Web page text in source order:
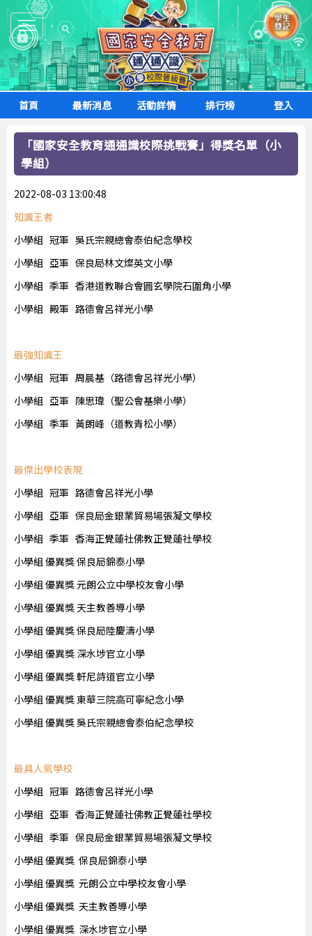
Toggle
navigation
首頁 最新消息 活動詳情 排行榜 登入
「國家安全教育通通識校際挑戰賽」得獎名單（小
學組）
2022-08-03 13:00:48
知識王者
小學組 冠軍 吳氏宗親總會泰伯紀念學校
小學組 亞軍 保良局林文燦英文小學
小學組 季軍 香港道教聯合會圓玄學院石圍角小學
小學組 殿軍 路德會呂祥光小學
最強知識王
小學組 冠軍 周晨基（路德會呂祥光小學）
小學組 亞軍 陳思瑋（聖公會基樂小學）
小學組 季軍 黃朗峰（道教青松小學）
最傑出學校表現
小學組 冠軍 路德會呂祥光小學
小學組 亞軍 保良局金銀業貿易場張凝文學校
小學組 季軍 香海正覺蓮社佛教正覺蓮社學校
小學組 優異獎 保良局錦泰小學
小學組 優異獎 元朗公立中學校友會小學
小學組 優異獎 天主教善導小學
小學組 優異獎 保良局陸慶濤小學
小學組 優異獎 深水埗官立小學
小學組 優異獎 軒尼詩道官立小學
小學組 優異獎 東華三院高可寧紀念小學
小學組 優異獎 吳氏宗親總會泰伯紀念學校
最具人氣學校
小學組 冠軍 路德會呂祥光小學
小學組 亞軍 香海正覺蓮社佛教正覺蓮社學校
小學組 季軍 保良局金銀業貿易場張凝文學校
小學組 優異獎 保良局錦泰小學
小學組 優異獎 元朗公立中學校友會小學
小學組 優異獎 天主教善導小學
小學組 優異獎 深水埗官立小學